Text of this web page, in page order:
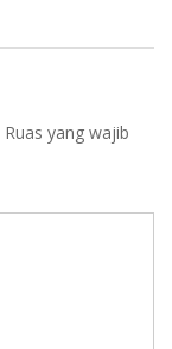
Ruas yang wajib